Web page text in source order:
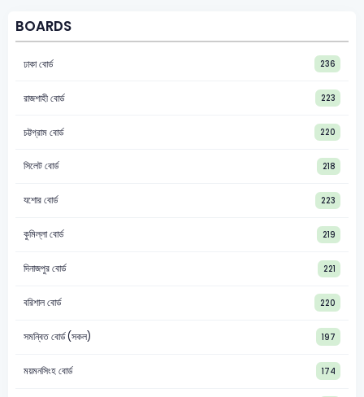
BOARDS
ঢাকা বোর্ড 236
রাজশাহী বোর্ড 223
চট্টগ্রাম বোর্ড 220
সিলেট বোর্ড 218
যশোর বোর্ড 223
কুমিল্লা বোর্ড 219
দিনাজপুর বোর্ড 221
বরিশাল বোর্ড 220
সমন্বিত বোর্ড (সকল) 197
ময়মনসিংহ বোর্ড 174